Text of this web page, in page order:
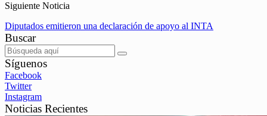
Siguiente Noticia
Diputados emitieron una declaración de apoyo al INTA
Buscar
Síguenos
Facebook
Twitter
Instagram
Noticias Recientes